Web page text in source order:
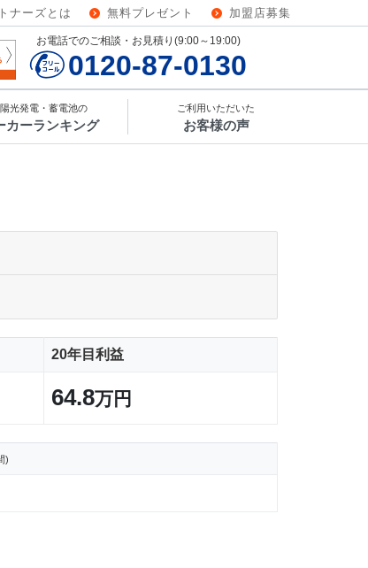
ナーズとは 無料プレゼント 加盟店募集
お電話でのご相談・お見積り(9:00～19:00)
0120-87-0130
光発電・蓄電池の
カーランキング
ご利用いただいた
お客様の声
20年目利益
64.8万円
)